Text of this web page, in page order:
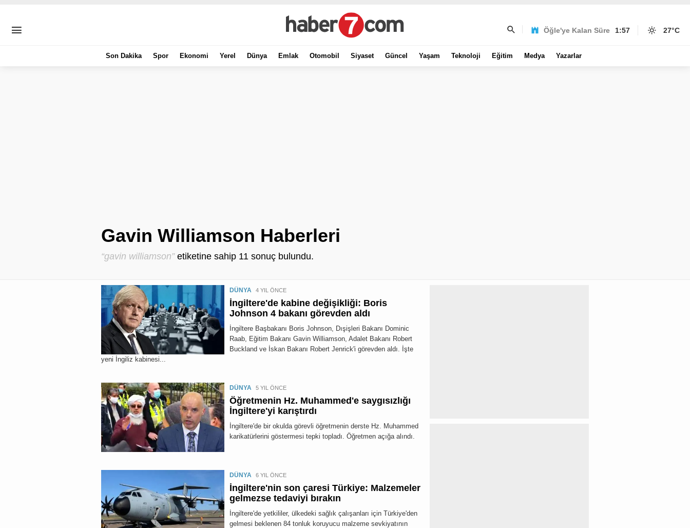
Öğle'ye Kalan Süre 1:57 27°C
Son Dakika Spor Ekonomi Yerel Dünya Emlak Otomobil Siyaset Güncel Yaşam Teknoloji Eğitim Medya Yazarlar
Gavin Williamson Haberleri
“gavin williamson”etiketine sahip 11 sonuç bulundu.
DÜNYA 4 YIL ÖNCE
İngiltere'de kabine değişikliği: Boris
Johnson 4 bakanı görevden aldı
İngiltere Başbakanı Boris Johnson, Dışişleri Bakanı Dominic
Raab, Eğitim Bakanı Gavin Williamson, Adalet Bakanı Robert
Buckland ve İskan Bakanı Robert Jenrick'i görevden aldı. İşte
yeni İngiliz kabinesi...
DÜNYA 5 YIL ÖNCE
Öğretmenin Hz. Muhammed'e saygısızlığı
İngiltere'yi karıştırdı
İngiltere'de bir okulda görevli öğretmenin derste Hz. Muhammed
karikatürlerini göstermesi tepki topladı. Öğretmen açığa alındı.
DÜNYA 6 YIL ÖNCE
İngiltere'nin son çaresi Türkiye: Malzemeler
gelmezse tedaviyi bırakın
İngiltere'de yetkililer, ülkedeki sağlık çalışanları için Türkiye'den
gelmesi beklenen 84 tonluk koruyucu malzeme sevkiyatının